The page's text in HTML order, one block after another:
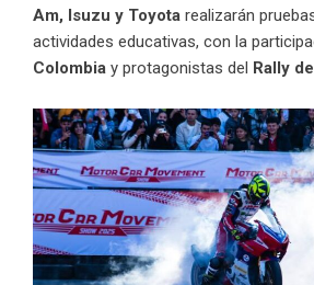
Am, Isuzu y Toyota realizarán
actividades educativas, con la
Colombia y protagonistas del Rally